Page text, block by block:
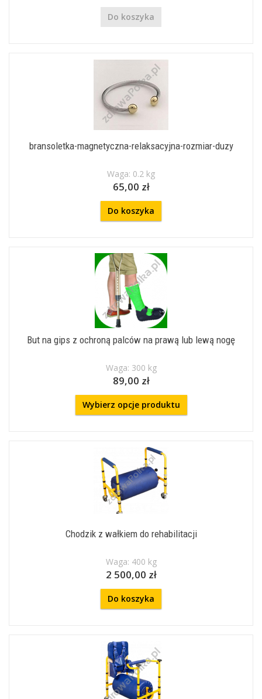
Do koszyka
bransoletka-magnetyczna-relaksacyjna-rozmiar-duzy
Waga: 0.2 kg
65,00 zł
Do koszyka
But na gips z ochroną palców na prawą lub lewą nogę
Waga: 300 kg
89,00 zł
Wybierz opcje produktu
Chodzik z wałkiem do rehabilitacji
Waga: 400 kg
2 500,00 zł
Do koszyka